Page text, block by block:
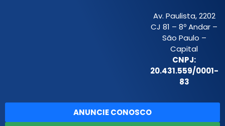
Av. Paulista, 2202
CJ 81 – 8º Andar –
São Paulo –
Capital
CNPJ:
20.431.559/0001-
83
ANUNCIE CONOSCO